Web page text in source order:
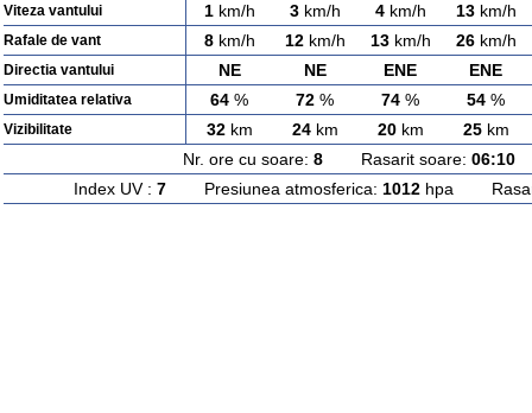
Viteza vantului 1km/h 3km/h 4km/h 13km/h
Rafale de vant 8km/h 12km/h 13km/h 26km/h
Directia vantului NE NE ENE ENE
Umiditatea relativa 64 % 72 % 74 % 54 %
Vizibilitate 32km 24km 20km 25km
Nr. ore cu soare: 8Rasarit soare: 06:10
Index UV : 7Presiunea atmosferica: 1012hpa